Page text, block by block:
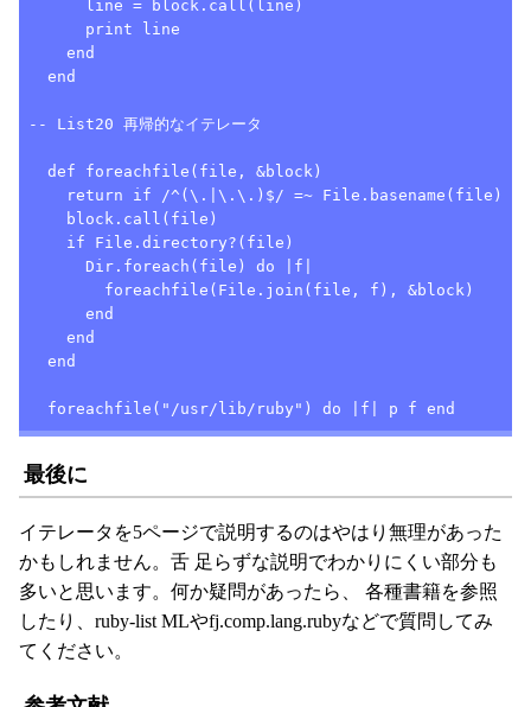
      line = block.call(line)
      print line
    end
  end
-- List20 再帰的なイテレータ
  def foreachfile(file, &block)
    return if /^(\.|\.\.)$/ =~ File.basename(file)
    block.call(file)
    if File.directory?(file)
      Dir.foreach(file) do |f|
        foreachfile(File.join(file, f), &block)
      end
    end
  end
  foreachfile("/usr/lib/ruby") do |f| p f end
最後に
イテレータを5ページで説明するのはやはり無理があった
かもしれません。舌 足らずな説明でわかりにくい部分も
多いと思います。何か疑問があったら、 各種書籍を参照
したり、ruby-list MLやfj.comp.lang.rubyなどで質問してみ
てください。